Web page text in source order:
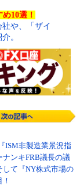
10選！
や、「ザイ
。
ISM非製造業景況指
ナンキFRB議長の議
して『NY株式市場の